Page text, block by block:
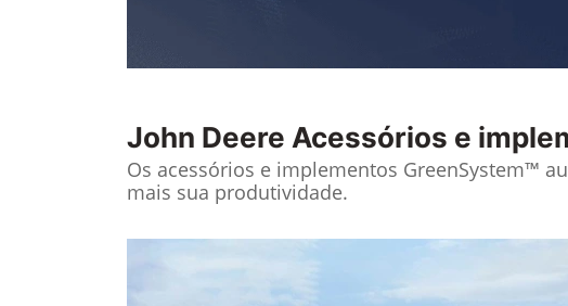
John Deere Acessórios e
Os acessórios e implementos GreenSystem™
mais sua produtividade.​